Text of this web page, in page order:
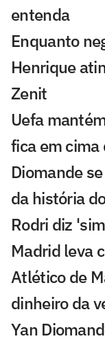
entenda
Enquanto
Henrique
Zenit
Uefa
fica em cima
Diomande
da história
Rodri diz
Madrid leva
Atlético de
dinheiro da
Yan